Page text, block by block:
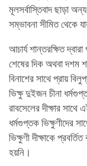
মূলসর্বাস্তিবাদ ছাড়া
সম্ভাবনা সীমিত থেকে
আচার্য শান্তরক্ষিত দ্বারা
শেষের দিক অথবা দশম
বিনাশের সাথে প্রায়
ভিক্ষু দুইজন চীনা
রাবসেলের দীক্ষার
ধর্মগুপ্তক ভিক্ষুণীদের
ভিক্ষুণী দীক্ষাকে
হয়নি।